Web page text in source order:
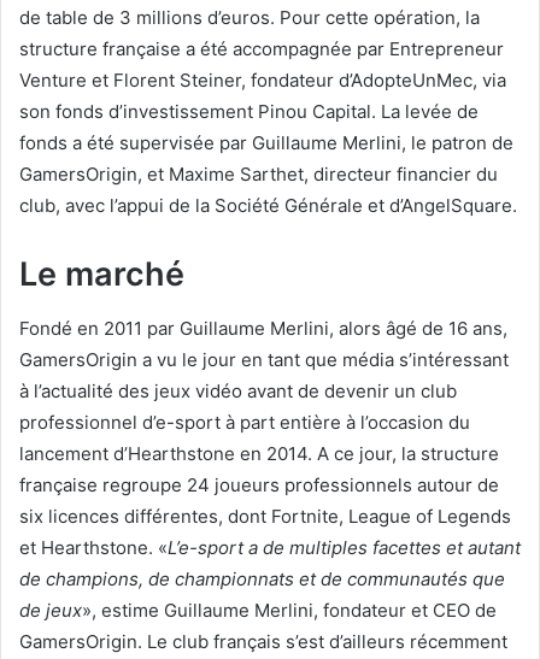
de table de 3 millions d’euros. Pour cette opération, la
structure française a été accompagnée par Entrepreneur
Venture et Florent Steiner, fondateur d’AdopteUnMec, via
son fonds d’investissement Pinou Capital. La levée de
fonds a été supervisée par Guillaume Merlini, le patron de
GamersOrigin, et Maxime Sarthet, directeur financier du
club, avec l’appui de la Société Générale et d’AngelSquare.
Le marché
Fondé en 2011 par Guillaume Merlini, alors âgé de 16 ans,
GamersOrigin a vu le jour en tant que média s’intéressant
à l’actualité des jeux vidéo avant de devenir un club
professionnel d’e-sport à part entière à l’occasion du
lancement d’Hearthstone en 2014. A ce jour, la structure
française regroupe 24 joueurs professionnels autour de
six licences différentes, dont Fortnite, League of Legends
et Hearthstone. «L’e-sport a de multiples facettes et autant
de champions, de championnats et de communautés que
de jeux», estime Guillaume Merlini, fondateur et CEO de
GamersOrigin. Le club français s’est d’ailleurs récemment